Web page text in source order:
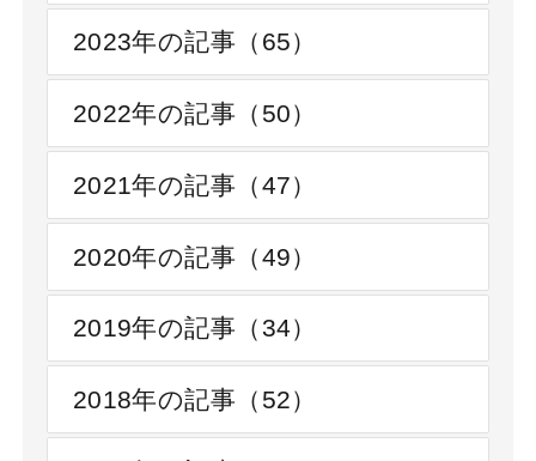
2023年の記事（65）
2022年の記事（50）
2021年の記事（47）
2020年の記事（49）
2019年の記事（34）
2018年の記事（52）